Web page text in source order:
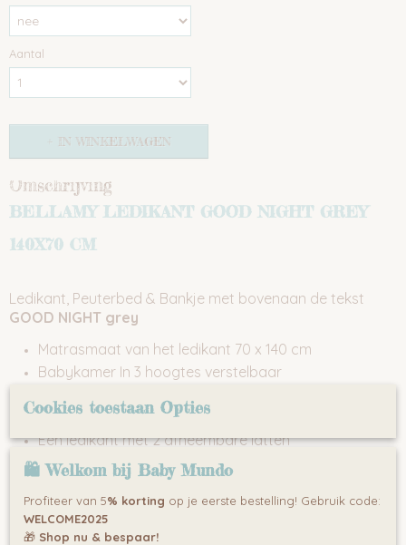
Aantal
IN WINKELWAGEN
Omschrijving
BELLAMY LEDIKANT GOOD NIGHT GREY
140X70 CM
Ledikant, Peuterbed & Bankje met bovenaan de tekst
GOOD NIGHT grey
Matrasmaat van het ledikant 70 x 140 cm
Babykamer In 3 hoogtes verstelbaar
een soft-close systeem
Een ledikant met 2 afneembare latten
Beste kwaliteit massief hout in combinatie met
hoogwaardig MDF
Afmetingen voor Matras: breedte: 70cm / lengte: 140
cm
Cookies toestaan Opties
🛍 Welkom bij Baby Mundo
Profiteer van 5% korting op je eerste bestelling! Gebruik code:
WELCOME2025
🎁 Shop nu & bespaar!